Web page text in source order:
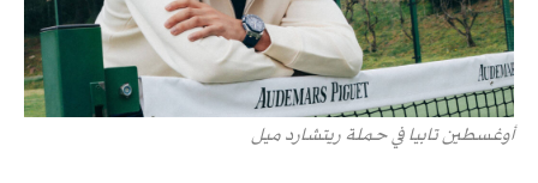
EDITORIALS
WHO/HOW
أوغسطين تابيا في حملة ريتشارد ميل